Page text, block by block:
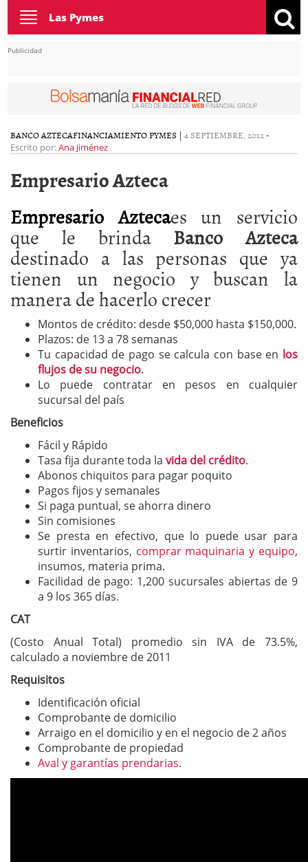
Toggle
navigation
Las Pymes
Publicidad
BANCO AZTECAFINANCIAMIENTO PYMES | 4 SEPTIEMBRE, 2012-
Escrito por:Ana Jiménez
Empresario Azteca
Empresario Aztecaes un servicio
que le brinda Banco Azteca
destinado a las personas que ya
tienen un negocio y buscan la
manera de hacerlo crecer
Montos de crédito: desde $50,000 hasta $150,000.
Plazos: de 13 a 78 semanas
Tu capacidad de pago se calcula con base en los
flujos de su negocio.
Lo puede contratar en pesos en cualquier
sucursal del país
Beneficios
Fácil y Rápido
Tasa fija durante toda la vida del crédito.
Abonos chiquitos para pagar poquito
Pagos fijos y semanales
Si paga puntual, se ahorra dinero
Sin comisiones
Se presta en efectivo, que lo puede usar para
surtir inventarios, comprar maquinaria y equipo,
insumos, materia prima.
Facilidad de pago: 1,200 sucursales abiertas de 9
a 9 los 365 días.
CAT
(Costo Anual Total) promedio sin IVA de 73.5%,
calculado a noviembre de 2011
Requisitos
Identificación oficial
Comprobante de domicilio
Arraigo en el domicilio y en el negocio de 2 años
Comprobante de propiedad
Aval y garantías prendarias.